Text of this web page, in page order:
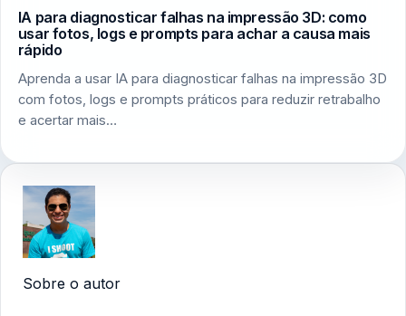
IA para diagnosticar falhas na impressão 3D: como
usar fotos, logs e prompts para achar a causa mais
rápido
Aprenda a usar IA para diagnosticar falhas na impressão 3D
com fotos, logs e prompts práticos para reduzir retrabalho
e acertar mais…
Sobre o autor